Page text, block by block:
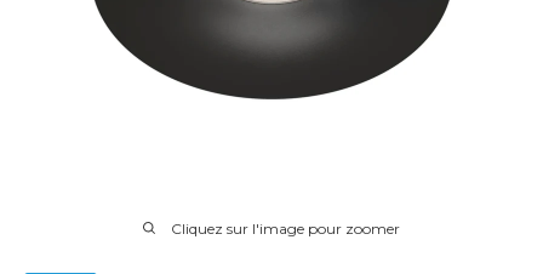
Cliquez sur l'image pour zoomer